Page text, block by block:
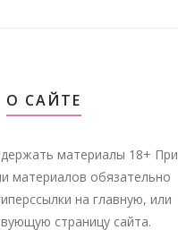
О САЙТЕ
материалы 18+ При
материалов обязательно
на главную, или
страницу сайта.